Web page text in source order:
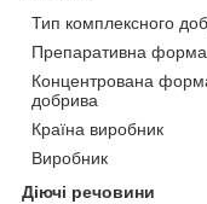
Тип комплексного
Препаративна форма
Концентрована
добрива
Країна виробник
Виробник
Діючі речовини